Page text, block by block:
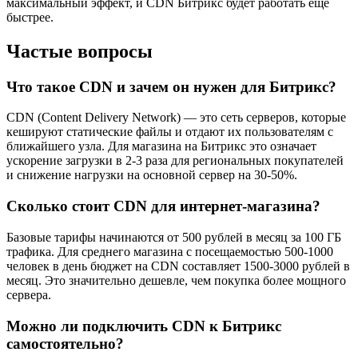
максимальный эффект, и CDN Битрикс будет работать ещё
быстрее.
Частые вопросы
Что такое CDN и зачем он нужен для Битрикс?
CDN (Content Delivery Network) — это сеть серверов, которые
кешируют статические файлы и отдают их пользователям с
ближайшего узла. Для магазина на Битрикс это означает
ускорение загрузки в 2-3 раза для региональных покупателей
и снижение нагрузки на основной сервер на 30-50%.
Сколько стоит CDN для интернет-магазина?
Базовые тарифы начинаются от 500 рублей в месяц за 100 ГБ
трафика. Для среднего магазина с посещаемостью 500-1000
человек в день бюджет на CDN составляет 1500-3000 рублей в
месяц. Это значительно дешевле, чем покупка более мощного
сервера.
Можно ли подключить CDN к Битрикс
самостоятельно?